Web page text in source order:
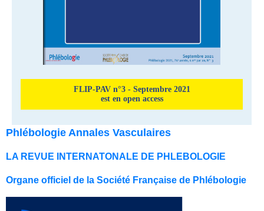
FLIP-PAV n°3 - Septembre 2021
est en open access
Phlébologie Annales Vasculaires
LA REVUE INTERNATONALE DE PHLEBOLOGIE
Organe officiel de la Société Française de Phlébologie